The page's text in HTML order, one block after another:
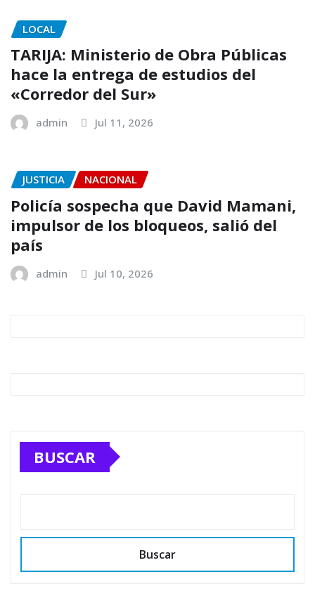
LOCAL
TARIJA: Ministerio de Obra Públicas
hace la entrega de estudios del
«Corredor del Sur»
admin Jul 11, 2026
JUSTICIA NACIONAL
Policía sospecha que David Mamani,
impulsor de los bloqueos, salió del
país
admin Jul 10, 2026
BUSCAR
Buscar